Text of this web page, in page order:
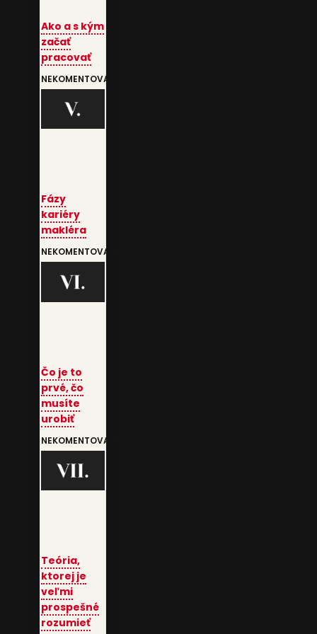
Ako a s kým
začať
pracovať
NEKOMENTOVANÉ
Fázy
kariéry
makléra
NEKOMENTOVANÉ
Čo je to
prvé, čo
musíte
urobiť
NEKOMENTOVANÉ
Teória,
ktorej je
veľmi
prospešné
rozumieť